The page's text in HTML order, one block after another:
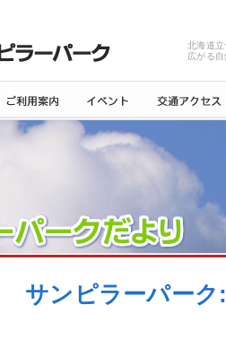
北海道
広がる
サンピラーパー